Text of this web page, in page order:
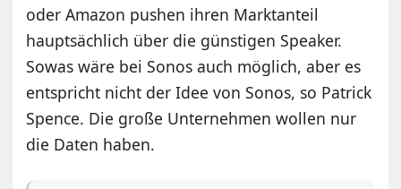
oder Amazon pushen ihren Marktanteil
hauptsächlich über die günstigen Speaker.
Sowas wäre bei Sonos auch möglich, aber es
entspricht nicht der Idee von Sonos, so Patrick
Spence. Die große Unternehmen wollen nur
die Daten haben.